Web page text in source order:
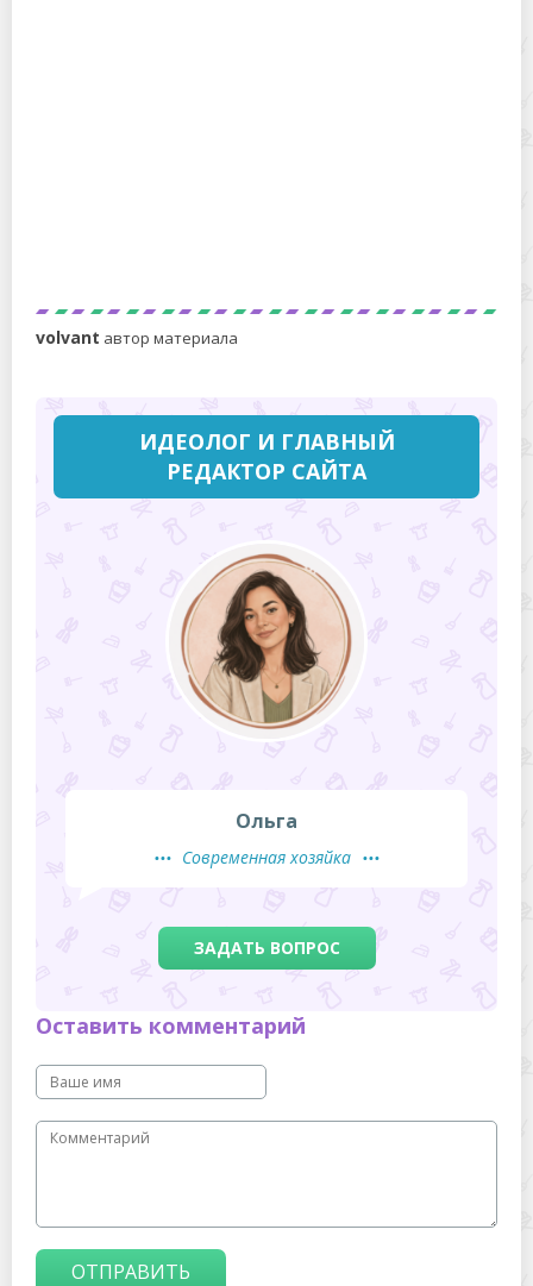
volvant автор материала
ИДЕОЛОГ И ГЛАВНЫЙ
РЕДАКТОР САЙТА
Ольга
Современная хозяйка
ЗАДАТЬ ВОПРОС
Оставить комментарий
ОТПРАВИТЬ